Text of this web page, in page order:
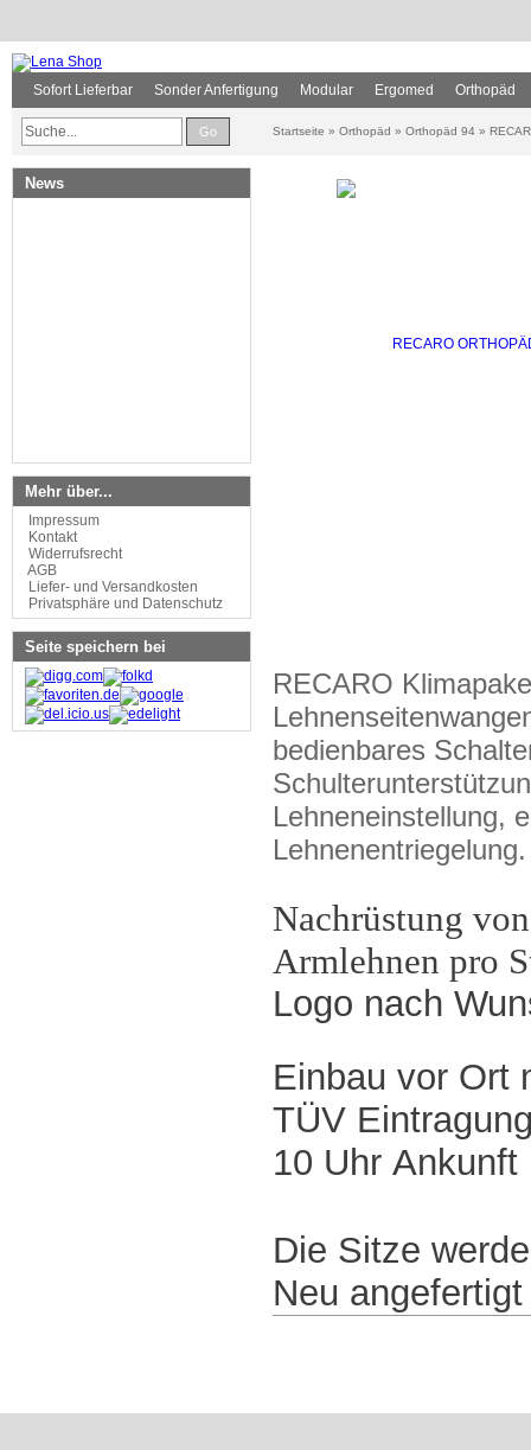
Sofort Lieferbar Sonder Anfertigung Modular Ergomed Orthopäd
Go Startseite » Orthopäd » Orthopäd 94 »
RECARO
bedienbares
Lehnen­einstellung,
Lehnenentriegelung.
Nachrüstung
Armlehnen pro
Logo nach
Einbau vor Ort
TÜV
10 Uhr
Die Sitze
Neu
News
Mehr über...
Impressum
Kontakt
Widerrufsrecht
AGB
Liefer- und Versandkosten
Privatsphäre und Datenschutz
Seite speichern bei